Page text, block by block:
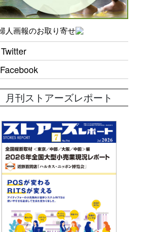
Twitter
Facebook
月刊ストアーズレポート